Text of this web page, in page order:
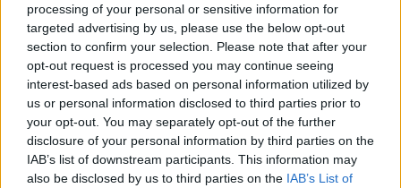
processing of your personal or sensitive information for
targeted advertising by us, please use the below opt-out
section to confirm your selection. Please note that after your
opt-out request is processed you may continue seeing
interest-based ads based on personal information utilized by
us or personal information disclosed to third parties prior to
your opt-out. You may separately opt-out of the further
disclosure of your personal information by third parties on the
IAB’s list of downstream participants. This information may
also be disclosed by us to third parties on the IAB’s List of
ΓΕΝΟΚΤΟΝΙΑ
Παμποντιακή Ομοσπονδία Ελλάδος: Ζητάμε εκ
νέου την αναγνώριση της Γενοκτονίας των
Ασσυρίων από την Ελλάδα